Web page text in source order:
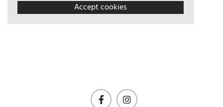
Accept cookies